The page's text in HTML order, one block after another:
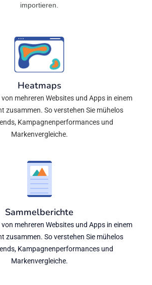
importieren.
Heatmaps
von mehreren Websites und Apps in einem
zusammen. So verstehen Sie mühelos
Kampagnenperformances und
Markenvergleiche.
Sammelberichte
von mehreren Websites und Apps in einem
zusammen. So verstehen Sie mühelos
Kampagnenperformances und
Markenvergleiche.